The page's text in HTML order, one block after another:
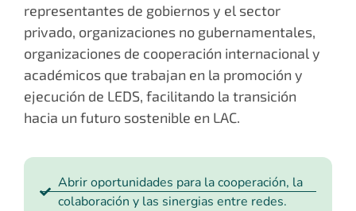
representantes de gobiernos y el sector
privado, organizaciones no gubernamentales,
organizaciones de cooperación internacional y
académicos que trabajan en la promoción y
ejecución de LEDS, facilitando la transición
hacia un futuro sostenible en LAC.
Abrir oportunidades para la cooperación, la
colaboración y las sinergias entre redes.